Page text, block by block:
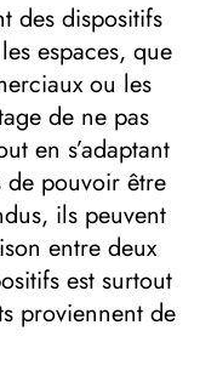
des dispositifs
espaces, que
ou les
de ne pas
en s’adaptant
pouvoir être
ils peuvent
entre deux
est surtout
proviennent de